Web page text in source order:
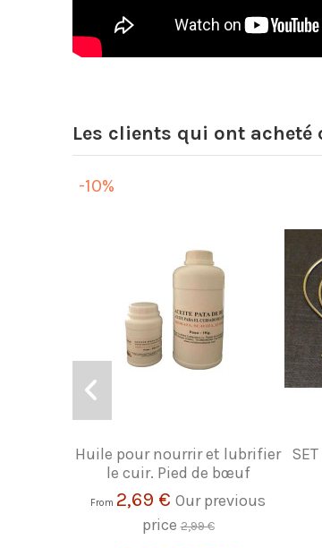
Les clients qui ont
-10%
Huile pour nourrir et lubrifier
le cuir. Pied de bœuf
From 2,69 € Our previous
price2,99 €